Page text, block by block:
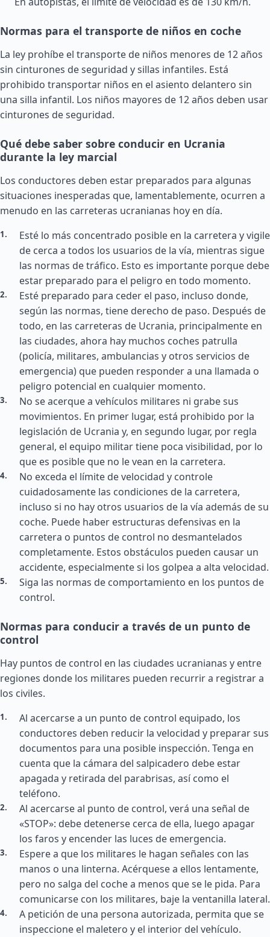
Normas para el transporte de niños en coche
La ley prohíbe el transporte de niños menores de 12 años
sin cinturones de seguridad y sillas infantiles. Está
prohibido transportar niños en el asiento delantero sin
una silla infantil. Los niños mayores de 12 años deben usar
cinturones de seguridad.
Qué debe saber sobre conducir en Ucrania
durante la ley marcial
Los conductores deben estar preparados para algunas
situaciones inesperadas que, lamentablemente, ocurren a
menudo en las carreteras ucranianas hoy en día.
Esté lo más concentrado posible en la carretera y vigile
de cerca a todos los usuarios de la vía, mientras sigue
las normas de tráfico. Esto es importante porque debe
estar preparado para el peligro en todo momento.
Esté preparado para ceder el paso, incluso donde,
según las normas, tiene derecho de paso. Después de
todo, en las carreteras de Ucrania, principalmente en
las ciudades, ahora hay muchos coches patrulla
(policía, militares, ambulancias y otros servicios de
emergencia) que pueden responder a una llamada o
peligro potencial en cualquier momento.
No se acerque a vehículos militares ni grabe sus
movimientos. En primer lugar, está prohibido por la
legislación de Ucrania y, en segundo lugar, por regla
general, el equipo militar tiene poca visibilidad, por lo
que es posible que no le vean en la carretera.
No exceda el límite de velocidad y controle
cuidadosamente las condiciones de la carretera,
incluso si no hay otros usuarios de la vía además de su
coche. Puede haber estructuras defensivas en la
carretera o puntos de control no desmantelados
completamente. Estos obstáculos pueden causar un
accidente, especialmente si los golpea a alta velocidad.
Siga las normas de comportamiento en los puntos de
control.
Normas para conducir a través de un punto de
control
Hay puntos de control en las ciudades ucranianas y entre
regiones donde los militares pueden recurrir a registrar a
los civiles.
Al acercarse a un punto de control equipado, los
conductores deben reducir la velocidad y preparar sus
documentos para una posible inspección. Tenga en
cuenta que la cámara del salpicadero debe estar
apagada y retirada del parabrisas, así como el
teléfono.
Al acercarse al punto de control, verá una señal de
«STOP»: debe detenerse cerca de ella, luego apagar
los faros y encender las luces de emergencia.
Espere a que los militares le hagan señales con las
manos o una linterna. Acérquese a ellos lentamente,
pero no salga del coche a menos que se le pida. Para
comunicarse con los militares, baje la ventanilla lateral.
A petición de una persona autorizada, permita que se
inspeccione el maletero y el interior del vehículo.